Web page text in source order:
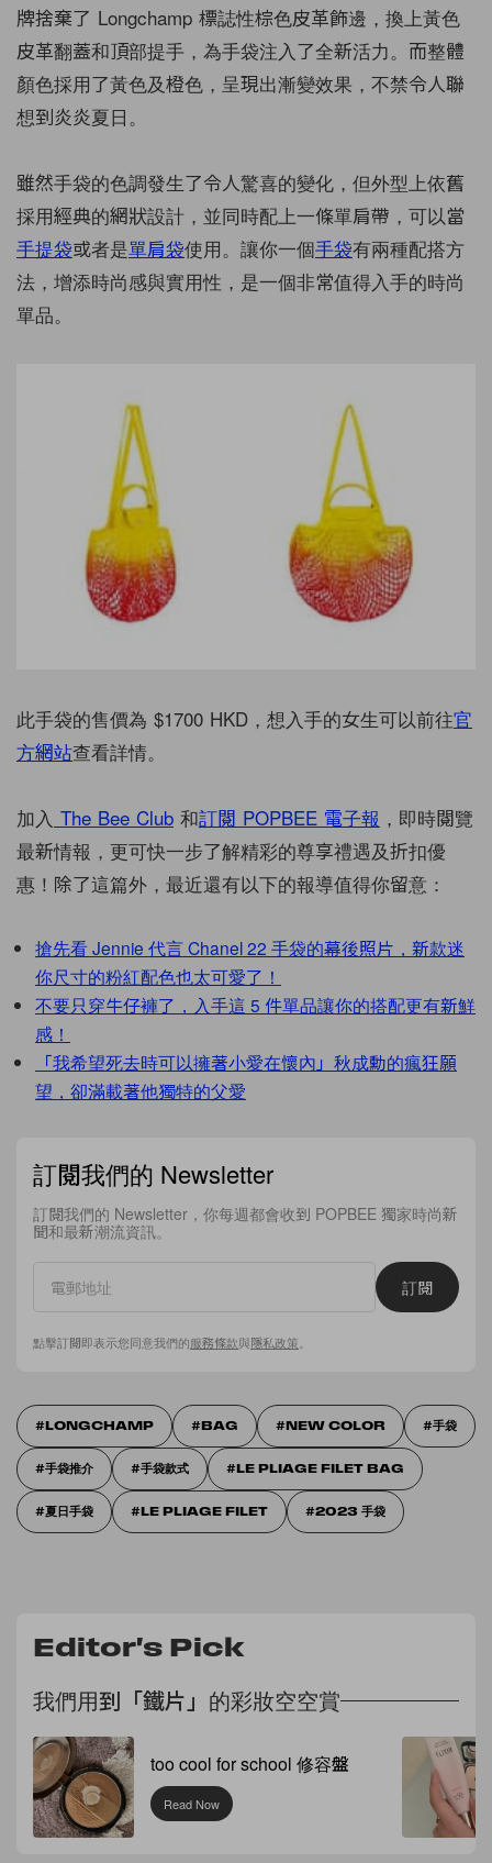
牌捨棄了 Longchamp 標誌性棕色皮革飾邊，換上黃色
皮革翻蓋和頂部提手，為手袋注入了全新活力。而整體
顏色採用了黃色及橙色，呈現出漸變效果，不禁令人聯
想到炎炎夏日。
雖然手袋的色調發生了令人驚喜的變化，但外型上依舊
採用經典的網狀設計，並同時配上一條單肩帶，可以當
手提袋或者是單肩袋使用。讓你一個手袋有兩種配搭方
法，增添時尚感與實用性，是一個非常值得入手的時尚
單品。
此手袋的售價為 $1700 HKD，想入手的女生可以前往官
方網站查看詳情。
加入 The Bee Club 和訂閱 POPBEE 電子報 ，即時閱覽
最新情報，更可快一步了解精彩的尊享禮遇及折扣優
惠！除了這篇外，最近還有以下的報導值得你留意：
搶先看 Jennie 代言 Chanel 22 手袋的幕後照片，新款迷
你尺寸的粉紅配色也太可愛了！
不要只穿牛仔褲了，入手這 5 件單品讓你的搭配更有新鮮
感！
「我希望死去時可以擁著小愛在懷內」秋成勳的瘋狂願
望，卻滿載著他獨特的父愛
訂閱我們的 Newsletter
訂閱我們的 Newsletter，你每週都會收到 POPBEE 獨家時尚新
聞和最新潮流資訊。
訂閱
點擊訂閱即表示您同意我們的服務條款與隱私政策。
LONGCHAMP BAG NEW COLOR 手袋
手袋推介 手袋款式 LE PLIAGE FILET BAG
夏日手袋 LE PLIAGE FILET 2023 手袋
Editor's Pick
我們用到「鐵片」的彩妝空空賞
too cool for school 修容盤
Read Now